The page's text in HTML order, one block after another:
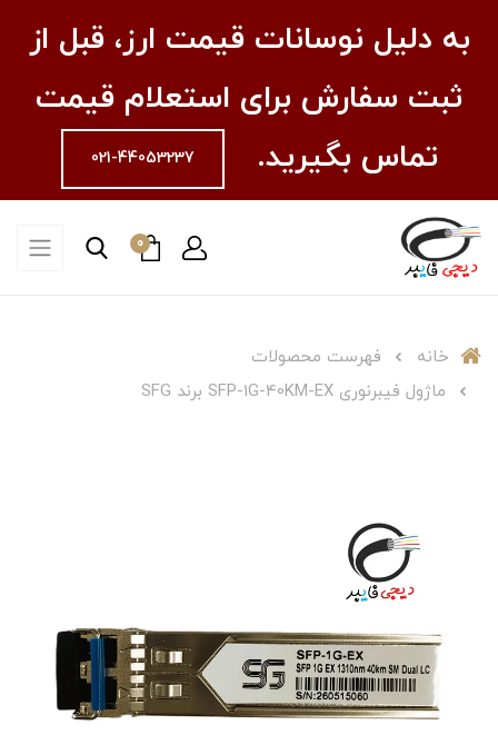
به دلیل نوسانات قیمت ارز، قبل از
ثبت سفارش برای استعلام قیمت
تماس بگیرید.
021-44053237
0
خانه
فهرست محصولات
ماژول فیبرنوری SFP-1G-40KM-EX برند SFG